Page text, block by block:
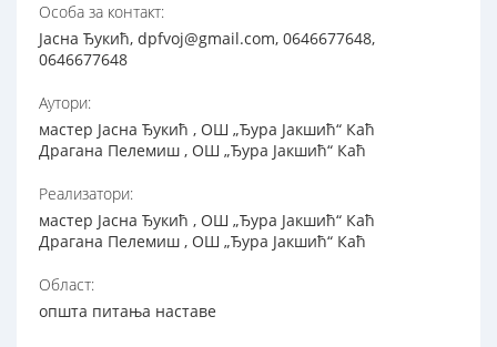
Особа за контакт:
Јасна Ђукић, dpfvoj@gmail.com, 0646677648,
0646677648
Аутори:
мастер Јасна Ђукић , ОШ „Ђура Јакшић“ Каћ
Драгана Пелемиш , ОШ „Ђура Јакшић“ Каћ
Реализатори:
мастер Јасна Ђукић , ОШ „Ђура Јакшић“ Каћ
Драгана Пелемиш , ОШ „Ђура Јакшић“ Каћ
Област:
општа питања наставе